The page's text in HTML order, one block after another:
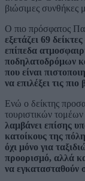
βιώσιμες συνθήκες
Ο πιο πρόσφατος
εξετάζει 69
επίπεδα
ποδηλατοδρόμων
που είναι
να επιλέξει τις
Ενώ ο δείκτης
τουριστικών τομέων
λαμβάνει επίσης
κατοίκους της
όχι μόνο για
προορισμό, αλλά
να εγκατασταθούν